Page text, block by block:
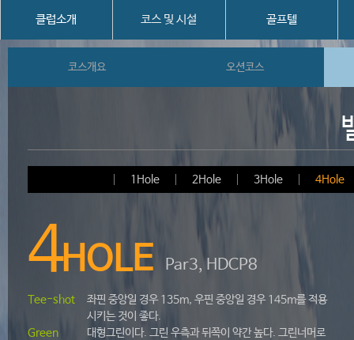
클럽소개 코스 및 시설 골프텔
코스개요 오션코스
1Hole 2Hole 3Hole 4Hole
4HOLE Par3, HDCP8
Tee-shot
좌핀 중앙일 경우 135m, 우핀 중앙일 경우 145m를 적용
시키는 것이 좋다.
Green
대형그린이다. 그린 우측과 뒤쪽이 약간 높다. 그린너머로